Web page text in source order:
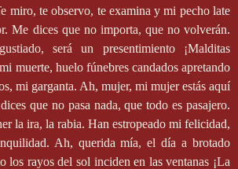
miro, te observo, te examina y mi pecho late
Me dices que no importa, que no volverán.
será un presentimiento ¡Malditas
muerte, huelo fúnebres candados apretando
mi garganta. Ah, mujer, mi mujer estás aquí
que no pasa nada, que todo es pasajero.
la ira, la rabia. Han estropeado mi felicidad,
Ah, querida mía, el día a brotado
los rayos del sol inciden en las ventanas ¡La